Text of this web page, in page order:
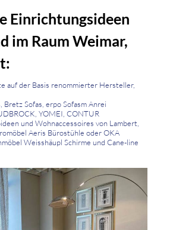
Einrichtungsideen
im Raum Weimar,
auf der Basis renommierter Hersteller,
Bretz Sofas, erpo Sofasm Anrei
YOMEI, CONTUR
und Wohnaccessoires von Lambert,
Aeris Bürostühle oder OKA
Weisshäupl Schirme und Cane-line